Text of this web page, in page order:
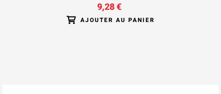
9,28 €
AJOUTER AU PANIER